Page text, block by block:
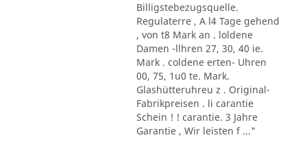
Billigstebezugsquelle.
Regulaterre , A l4 Tage gehend
, von t8 Mark an . loldene
Damen -llhren 27, 30, 40 ie.
Mark . coldene erten- Uhren
00, 75, 1u0 te. Mark.
Glashütteruhreu z . Original-
Fabrikpreisen . li carantie
Schein ! ! carantie. 3 Jahre
Garantie , Wir leisten f ..."